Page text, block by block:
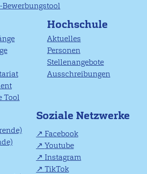
Tool
Hochschule
Aktuelles
Personen
Stellenangebote
Ausschreibungen
Soziale Netzwerke
Facebook
Youtube
Instagram
TikTok